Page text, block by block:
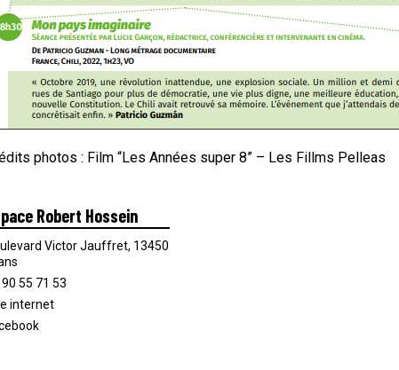
photos : Film “Les Années super 8” – Les Fillms Pelleas
Robert Hossein
Victor Jauffret, 13450
55 71 53
internet